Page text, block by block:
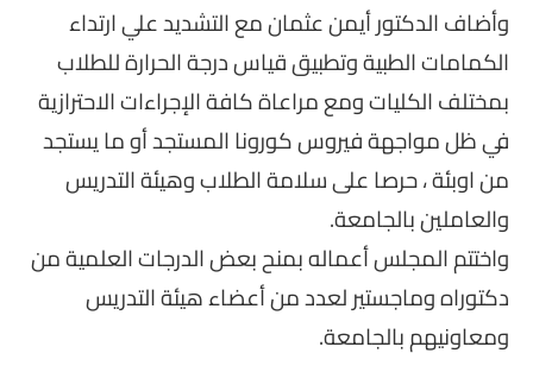
وأضاف الدكتور أيمن عثمان مع التشديد علي ارتداء
الكمامات الطبية وتطبيق قياس درجة الحرارة للطلاب
بمختلف الكليات ومع مراعاة كافة الإجراءات الاحترازية
في ظل مواجهة فيروس كورونا المستجد أو ما يستجد
من اوبئة ، حرصا على سلامة الطلاب وهيئة التدريس
والعاملين بالجامعة.
واختتم المجلس أعماله بمنح بعض الدرجات العلمية من
دكتوراه وماجستير لعدد من أعضاء هيئة التدريس
ومعاونيهم بالجامعة.